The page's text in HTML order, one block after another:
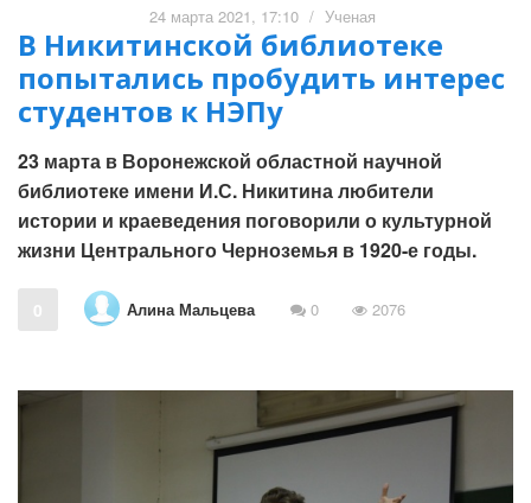
24 марта 2021, 17:10 / Ученая
В Никитинской библиотеке
попытались пробудить интерес
студентов к НЭПу
23 марта в Воронежской областной научной
библиотеке имени И.С. Никитина любители
истории и краеведения поговорили о культурной
жизни Центрального Черноземья в 1920-е годы.
0 Алина Мальцева 0 2076